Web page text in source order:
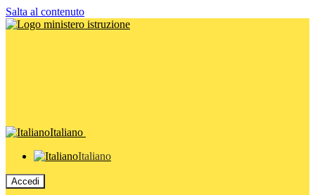
Salta al contenuto
Italiano
Italiano
Accedi